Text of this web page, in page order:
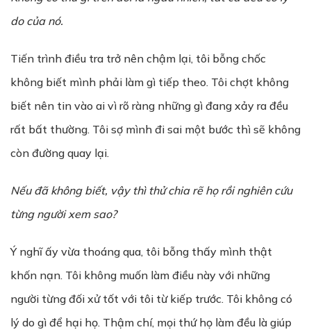
do của nó.
Tiến trình điều tra trở nên chậm lại, tôi bỗng chốc
không biết mình phải làm gì tiếp theo. Tôi chợt không
biết nên tin vào ai vì rõ ràng những gì đang xảy ra đều
rất bất thường. Tôi sợ mình đi sai một bước thì sẽ không
còn đường quay lại.
Nếu đã không biết, vậy thì thử chia rẽ họ rồi nghiên cứu
từng người xem sao?
Ý nghĩ ấy vừa thoáng qua, tôi bỗng thấy mình thật
khốn nạn. Tôi không muốn làm điều này với những
người từng đối xử tốt với tôi từ kiếp trước. Tôi không có
lý do gì để hại họ. Thậm chí, mọi thứ họ làm đều là giúp